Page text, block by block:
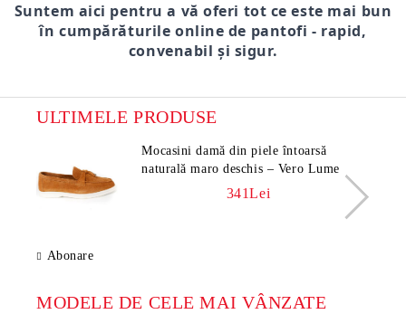
Suntem aici pentru a vă oferi tot ce este mai bun
în cumpărăturile online de pantofi - rapid,
convenabil și sigur.
ULTIMELE PRODUSE
Mocasini damă din piele întoarsă
naturală maro deschis – Vero Lume
341Lei
Abonare
MODELE DE CELE MAI VÂNZATE